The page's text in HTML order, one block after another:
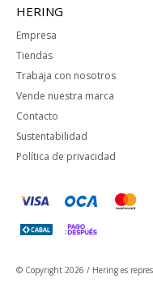
HERING
Empresa
Tiendas
Trabaja con nosotros
Vende nuestra marca
Contacto
Sustentabilidad
Política de privacidad
© Copyright 2026 / Hering es